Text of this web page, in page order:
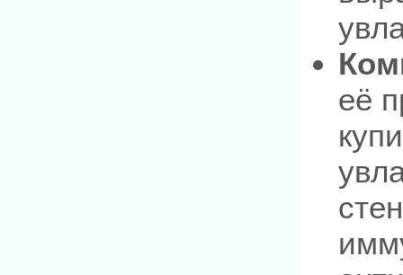
её